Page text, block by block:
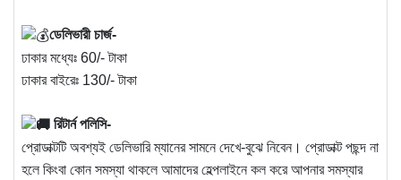
ডেলিভারী চার্জ-
ঢাকার মধ্যেঃ 60/- টাকা
ঢাকার বাইরেঃ 130/- টাকা
রিটার্ন পলিসি-
প্রোডাক্টটি অবশ্যই ডেলিভারি ম্যানের সামনে দেখে-বুঝে নিবেন। প্রোডাক্ট পছন্দ না
হলে কিংবা কোন সমস্যা থাকলে আমাদের হেল্পলাইনে কল করে আপনার সমস্যার